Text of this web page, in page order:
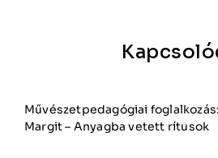
Művészetpedagógiai
Margit – Anyagba vetett rítusok